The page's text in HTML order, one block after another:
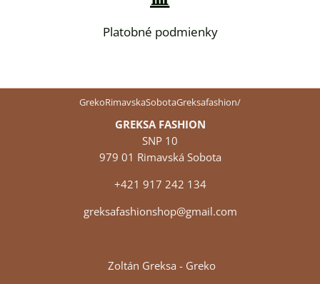
Platobné podmienky
GrekoRimavskaSobotaGreksafashion/
GREKSA FASHION
SNP 10
979 01 Rimavská Sobota
+421 917 242 134
greksafashionshop@gmail.com
Zoltán Greksa - Greko